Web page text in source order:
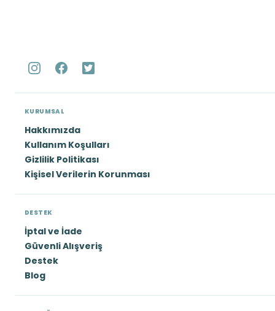
KURUMSAL
Hakkımızda
Kullanım Koşulları
Gizlilik Politikası
Kişisel Verilerin Korunması
DESTEK
İptal ve İade
Güvenli Alışveriş
Destek
Blog